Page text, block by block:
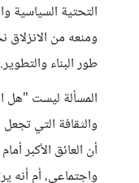
التحتية السياسية
ومنعه من
طور البناء والتطوير.
​المسألة ليست
والثقافة التي
أن العائق الأكبر
واجتماعي، أم أنه